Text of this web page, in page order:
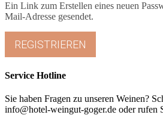
Ein Link zum Erstellen eines neuen
Mail-Adresse gesendet.
REGISTRIEREN
Service Hotline
Sie haben Fragen zu unseren Weinen?
info@hotel-weingut-goger.de oder rufen